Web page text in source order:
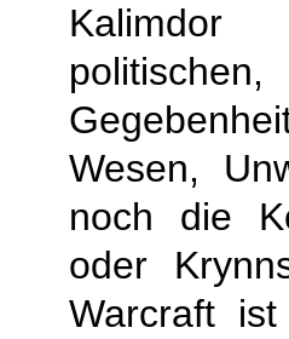
Wesen,
noch die
oder
Warcraft